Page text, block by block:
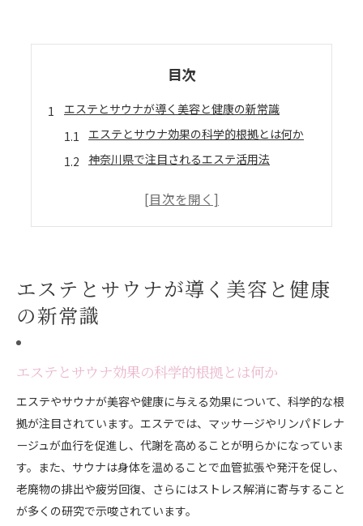
目次
エステとサウナが導く美容と健康の新常識
エステとサウナ効果の科学的根拠とは何か
神奈川県で注目されるエステ活用法
エステ利用者が知るべき健康維持の秘訣
エステで実感するリラクゼーション体験
サウナ活用で心身の緊張を和らげる方法
エステとサウナの効果的な組み合わせ方
サウナで肌はもっと美しく変わる理由
サウナによる肌質改善のメカニズム解説
エステ後サウナ利用で肌の潤いを守る工夫
毛穴ケアに効くサウナの正しい使い方
エステとサウナが導く美容と健康
の新常識
エステとサウナ効果の科学的根拠とは何か
エステやサウナが美容や健康に与える効果について、科学的な根
拠が注目されています。エステでは、マッサージやリンパドレナ
ージュが血行を促進し、代謝を高めることが明らかになっていま
す。また、サウナは身体を温めることで血管拡張や発汗を促し、
老廃物の排出や疲労回復、さらにはストレス解消に寄与すること
が多くの研究で示唆されています。